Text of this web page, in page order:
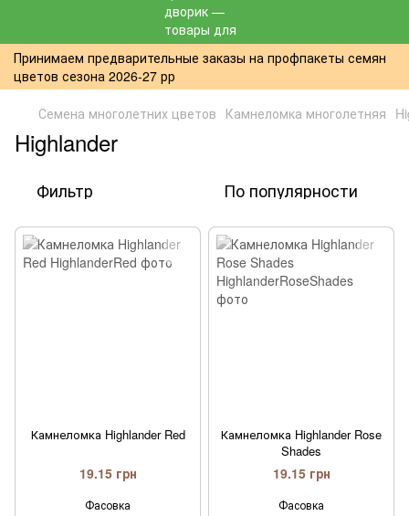
Принимаем предварительные заказы на профпакеты семян
цветов сезона 2026-27 рр
Семена многолетних цветов Камнеломка многолетняя
Highlander
Фильтр По популярности
Камнеломка Highlander Red
19.15 грн
Фасовка
Камнеломка Highlander Rose
Shades
19.15 грн
Фасовка